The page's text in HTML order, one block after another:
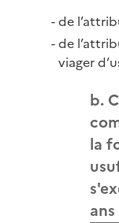
de
de
viager
b.
la
ans